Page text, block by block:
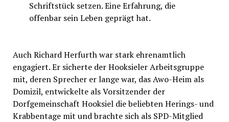
Schriftstück setzen. Eine Erfahrung, die
offenbar sein Leben geprägt hat.
Auch Richard Herfurth war stark ehrenamtlich
engagiert. Er sicherte der Hooksieler Arbeitsgruppe
mit, deren Sprecher er lange war, das Awo-Heim als
Domizil, entwickelte als Vorsitzender der
Dorfgemeinschaft Hooksiel die beliebten Herings- und
Krabbentage mit und brachte sich als SPD-Mitglied